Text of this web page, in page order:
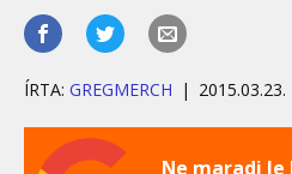
ÍRTA: GREGMERCH 2015.03.23.
Ne maradj